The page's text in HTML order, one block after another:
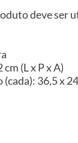
deve ser
(L x P x A)
36,5 x 24